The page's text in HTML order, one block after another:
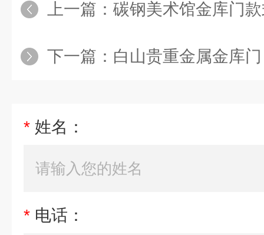
上一篇： 碳钢美术馆金库门
下一篇： 白山贵重金属金库门
* 姓名：
* 电话：